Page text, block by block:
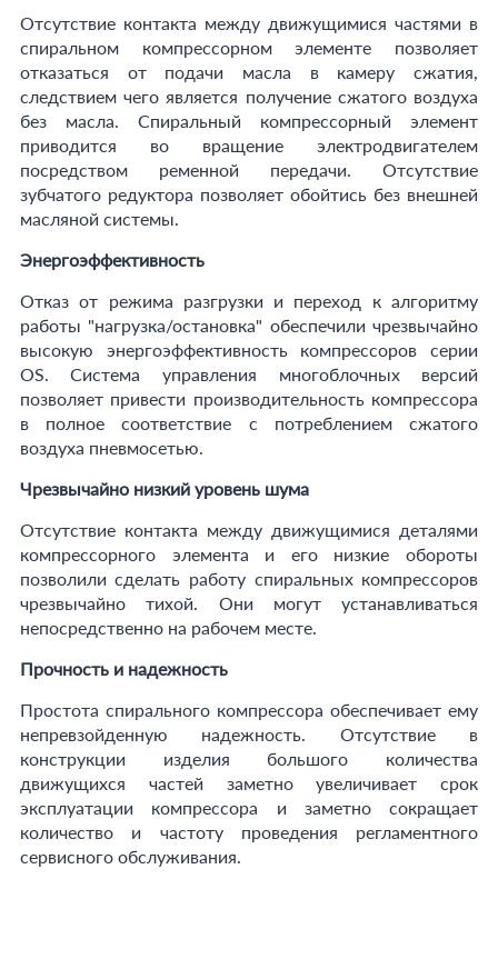
Отсутствие контакта между движущимися частями в
спиральном компрессорном элементе позволяет
отказаться от подачи масла в камеру сжатия,
следствием чего является получение сжатого воздуха
без масла. Спиральный компрессорный элемент
приводится во вращение электродвигателем
посредством ременной передачи. Отсутствие
зубчатого редуктора позволяет обойтись без внешней
масляной системы.
Энергоэффективность
Отказ от режима разгрузки и переход к алгоритму
работы "нагрузка/остановка" обеспечили чрезвычайно
высокую энергоэффективность компрессоров серии
OS. Система управления многоблочных версий
позволяет привести производительность компрессора
в полное соответствие с потреблением сжатого
воздуха пневмосетью.
Чрезвычайно низкий уровень шума
Отсутствие контакта между движущимися деталями
компрессорного элемента и его низкие обороты
позволили сделать работу спиральных компрессоров
чрезвычайно тихой. Они могут устанавливаться
непосредственно на рабочем месте.
Прочность и надежность
Простота спирального компрессора обеспечивает ему
непревзойденную надежность. Отсутствие в
конструкции изделия большого количества
движущихся частей заметно увеличивает срок
эксплуатации компрессора и заметно сокращает
количество и частоту проведения регламентного
сервисного обслуживания.